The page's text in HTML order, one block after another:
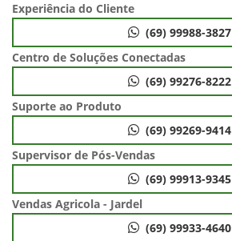
Experiência do Cliente
(69) 99988-3827
Centro de Soluções Conectadas
(69) 99276-8222
Suporte ao Produto
(69) 99269-9414
Supervisor de Pós-Vendas
(69) 99913-9345
Vendas Agricola - Jardel
(69) 99933-4640